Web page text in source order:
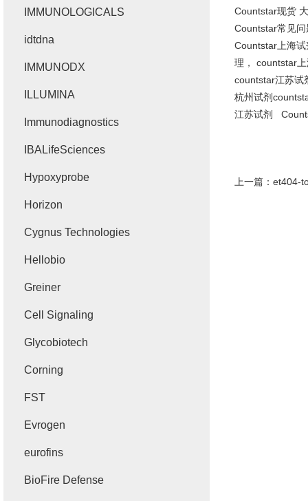
Countstar现货
Countstar常见
Countstar 上海
理， countstar
countstar江苏试
杭州试剂
江苏试剂
上一篇： et404-
IMMUNOLOGICALS
idtdna
IMMUNODX
ILLUMINA
Immunodiagnostics
IBALifeSciences
Hypoxyprobe
Horizon
Cygnus Technologies
Hellobio
Greiner
Cell Signaling
Glycobiotech
Corning
FST
Evrogen
eurofins
BioFire Defense